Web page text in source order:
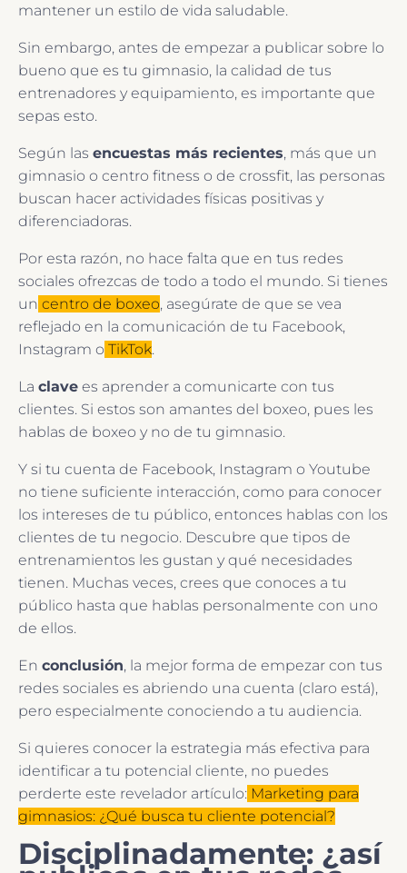
mantener un estilo de vida saludable.
Sin embargo, antes de empezar a publicar sobre lo
bueno que es tu gimnasio, la calidad de tus
entrenadores y equipamiento, es importante que
sepas esto.
Según las encuestas más recientes, más que un
gimnasio o centro fitness o de crossfit, las personas
buscan hacer actividades físicas positivas y
diferenciadoras.
Por esta razón, no hace falta que en tus redes
sociales ofrezcas de todo a todo el mundo. Si tienes
un centro de boxeo, asegúrate de que se vea
reflejado en la comunicación de tu Facebook,
Instagram o TikTok.
La clave es aprender a comunicarte con tus
clientes. Si estos son amantes del boxeo, pues les
hablas de boxeo y no de tu gimnasio.
Y si tu cuenta de Facebook, Instagram o Youtube
no tiene suficiente interacción, como para conocer
los intereses de tu público, entonces hablas con los
clientes de tu negocio. Descubre que tipos de
entrenamientos les gustan y qué necesidades
tienen. Muchas veces, crees que conoces a tu
público hasta que hablas personalmente con uno
de ellos.
En conclusión, la mejor forma de empezar con tus
redes sociales es abriendo una cuenta (claro está),
pero especialmente conociendo a tu audiencia.
Si quieres conocer la estrategia más efectiva para
identificar a tu potencial cliente, no puedes
perderte este revelador artículo: Marketing para
gimnasios: ¿Qué busca tu cliente potencial?
Disciplinadamente: ¿así